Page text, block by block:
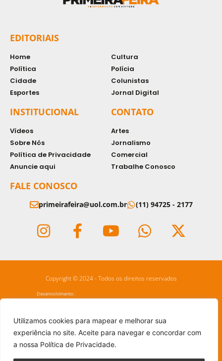
Utilizamos cookies para mapear e melhorar sua
experiência no site. Aceite para navegar e concordar com
a nossa Política de Privacidade.
EDITORIAIS
Home
Política
Cidade
Esportes
Cultura
Polícia
Colunistas
Jornal Digital
INSTITUCIONAL
Vídeos
Sobre Nós
Política de Privacidade
Anuncie aqui
CONTATO
Artes
Jornalismo
Comercial
Trabalhe Conosco
FALE CONOSCO
primeirafeira@uol.com.br (11) 94725 - 2177
Copyright © 2024 - Todos os direitos reservados
Desenvolvimento: